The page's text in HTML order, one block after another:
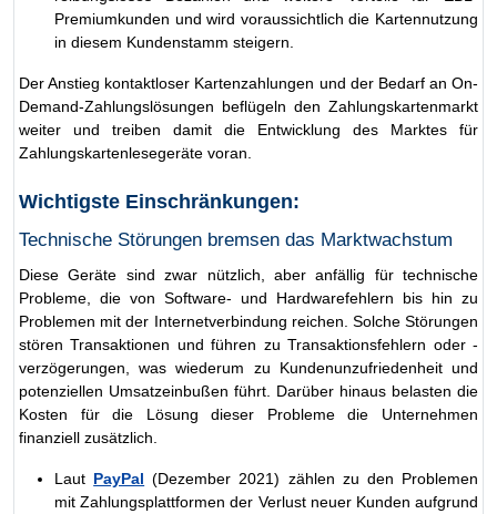
Premiumkunden und wird voraussichtlich die Kartennutzung
in diesem Kundenstamm steigern.
Der Anstieg kontaktloser Kartenzahlungen und der Bedarf an On-
Demand-Zahlungslösungen beflügeln den Zahlungskartenmarkt
weiter und treiben damit die Entwicklung des Marktes für
Zahlungskartenlesegeräte voran.
Wichtigste Einschränkungen:
Technische Störungen bremsen das Marktwachstum
Diese Geräte sind zwar nützlich, aber anfällig für technische
Probleme, die von Software- und Hardwarefehlern bis hin zu
Problemen mit der Internetverbindung reichen. Solche Störungen
stören Transaktionen und führen zu Transaktionsfehlern oder -
verzögerungen, was wiederum zu Kundenunzufriedenheit und
potenziellen Umsatzeinbußen führt. Darüber hinaus belasten die
Kosten für die Lösung dieser Probleme die Unternehmen
finanziell zusätzlich.
Laut PayPal (Dezember 2021) zählen zu den Problemen
mit Zahlungsplattformen der Verlust neuer Kunden aufgrund